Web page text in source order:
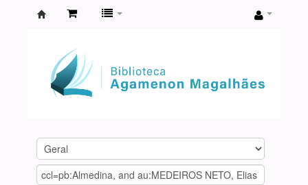
Agamenon
Magalhães